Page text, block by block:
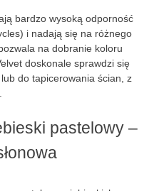
bardzo wysoką odporność
i nadają się na różnego
na dobranie koloru
doskonale sprawdzi się
do tapicerowania ścian, z
pastelowy –